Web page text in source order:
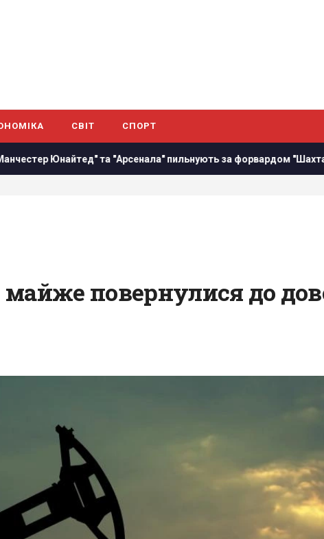
СВІТ СПОРТ
та "Арсенала" пильнують за форвардом "Шахтаря" "За
майже повернулися до